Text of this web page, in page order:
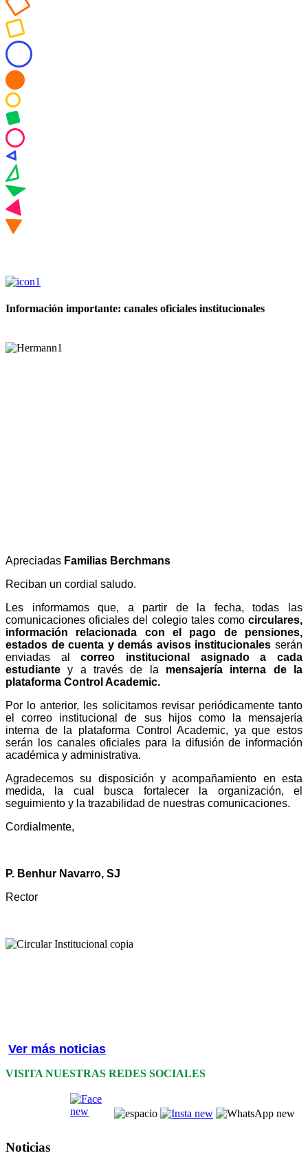
Información importante: canales oficiales institucionales
Apreciadas Familias Berchmans
Reciban un cordial saludo.
Les informamos que, a partir de la fecha, todas las
comunicaciones oficiales del colegio tales como circulares,
información relacionada con el pago de pensiones,
estados de cuenta y demás avisos institucionales serán
enviadas alcorreo institucional asignado a cada
estudiante y a través de la mensajería interna de la
plataforma Control Academic.
Por lo anterior, les solicitamos revisar periódicamente tanto
el correo institucional de sus hijos como la mensajería
interna de la plataforma Control Academic, ya que estos
serán los canales oficiales para la difusión de información
académica y administrativa.
Agradecemos su disposición y acompañamiento en esta
medida, la cual busca fortalecer la organización, el
seguimiento y la trazabilidad de nuestras comunicaciones.
Cordialmente,
P. Benhur Navarro, SJ
Rector
Ver más noticias
VISITA NUESTRAS REDES SOCIALES
Noticias